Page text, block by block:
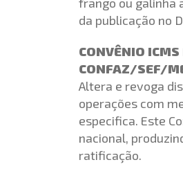
da publicação no
CONVÊNIO
CONFAZ/SEF/
Altera e revoga
operações com
especifica. Este
nacional,
ratificação.